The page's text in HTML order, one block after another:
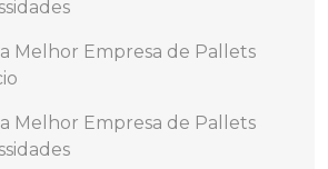
Melhor Empresa de Pallets
Melhor Empresa de Pallets